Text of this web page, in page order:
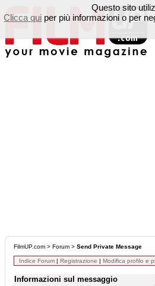
FilmUP.com > Forum > Send Private Message
Indice Forum | Registrazione | Modifica profilo e
Informazioni sul messaggio
Questo sito
Clicca qui per più informazioni o per